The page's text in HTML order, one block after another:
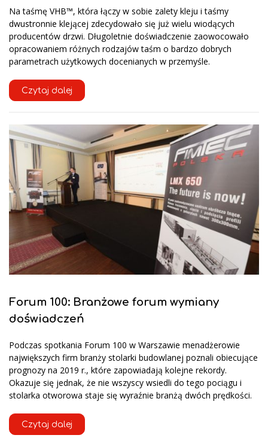
Na taśmę VHB™, która łączy w sobie zalety kleju i taśmy
dwustronnie klejącej zdecydowało się już wielu wiodących
producentów drzwi. Długoletnie doświadczenie zaowocowało
opracowaniem różnych rodzajów taśm o bardzo dobrych
parametrach użytkowych docenianych w przemyśle.
Czytaj dalej
Forum 100: Branżowe forum wymiany
doświadczeń
Podczas spotkania Forum 100 w Warszawie menadżerowie
największych firm branży stolarki budowlanej poznali obiecujące
prognozy na 2019 r., które zapowiadają kolejne rekordy.
Okazuje się jednak, że nie wszyscy wsiedli do tego pociągu i
stolarka otworowa staje się wyraźnie branżą dwóch prędkości.
Czytaj dalej